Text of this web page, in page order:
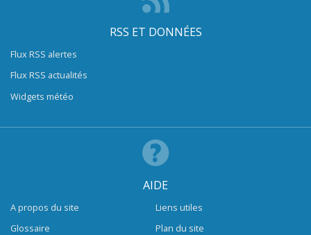
RSS ET DONNÉES
Flux RSS alertes
Flux RSS actualités
Widgets météo
AIDE
A propos du site
Glossaire
Liens utiles
Plan du site